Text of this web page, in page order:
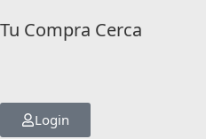
Tu Compra Cerca
Login